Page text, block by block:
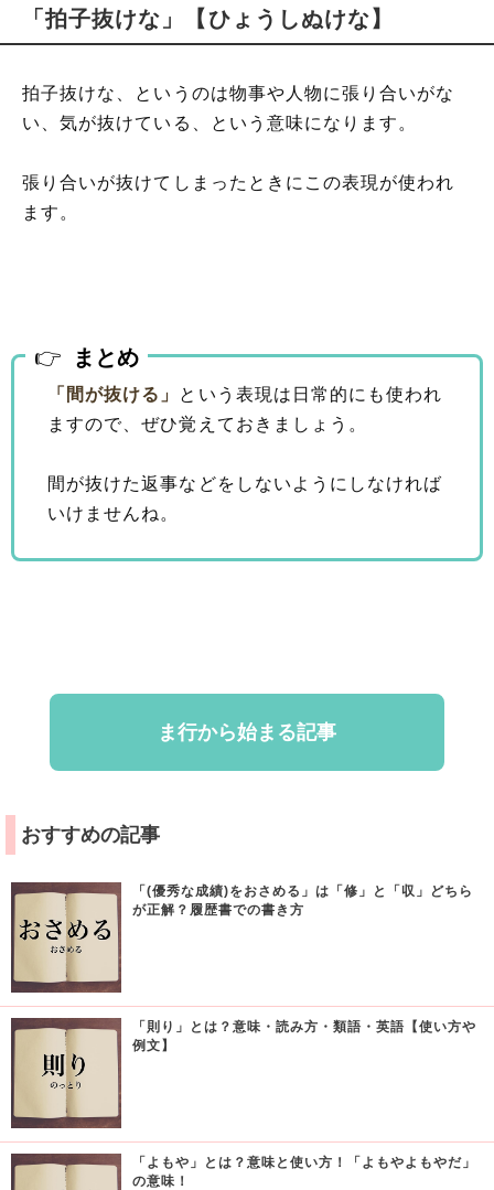
「拍子抜けな」【ひょうしぬけな】
拍子抜けな、というのは物事や人物に張り合いがな
い、気が抜けている、という意味になります。
張り合いが抜けてしまったときにこの表現が使われ
ます。
まとめ
「間が抜ける」 という表現は日常的にも使われ
ますので、ぜひ覚えておきましょう。
間が抜けた返事などをしないようにしなければ
いけませんね。
ま行から始まる記事
おすすめの記事
「(優秀な成績)をおさめる」は「修」と「収」どちら
が正解？履歴書での書き方
「則り」とは？意味・読み方・類語・英語【使い方や
例文】
「よもや」とは？意味と使い方！「よもやよもやだ」
の意味！